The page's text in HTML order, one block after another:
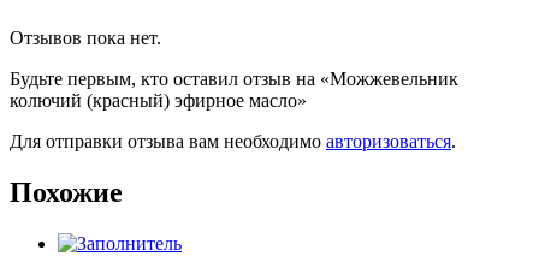
Отзывов пока нет.
Будьте первым, кто оставил отзыв на «Можжевельник
колючий (красный) эфирное масло»
Для отправки отзыва вам необходимо авторизоваться.
Похожие